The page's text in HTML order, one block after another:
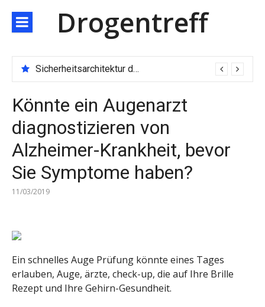
zum
Inhalt
Drogentreff
Sicherheitsarchitektur der nächsten Generation: JARXE kombiniert Multi-Wallet und MPC als Schutzschild für digitales Vertrauen
Könnte ein Augenarzt
diagnostizieren von
Alzheimer-Krankheit, bevor
Sie Symptome haben?
11/03/2019
Ein schnelles Auge Prüfung könnte eines Tages
erlauben, Auge, ärzte, check-up, die auf Ihre Brille
Rezept und Ihre Gehirn-Gesundheit.